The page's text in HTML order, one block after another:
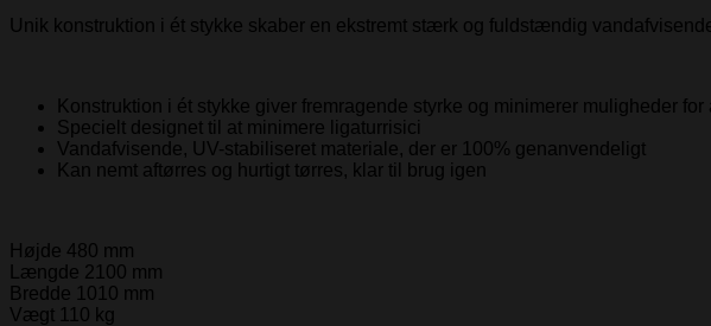
Unik konstruktion i ét stykke skaber en ekstremt stærk og fuldstændig
Konstruktion i ét stykke giver fremragende styrke og minimerer muligheder for
Specielt designet til at minimere ligaturrisici
Vandafvisende, UV-stabiliseret materiale, der er 100% genanvendeligt
Kan nemt aftørres og hurtigt tørres, klar til brug igen
Højde 480 mm
Længde 2100 mm
Bredde 1010 mm
Vægt 110 kg